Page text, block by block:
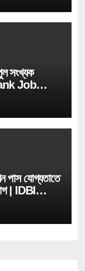
সংখ্যক
Job
পাস যোগ্যতাতে
| IDBI